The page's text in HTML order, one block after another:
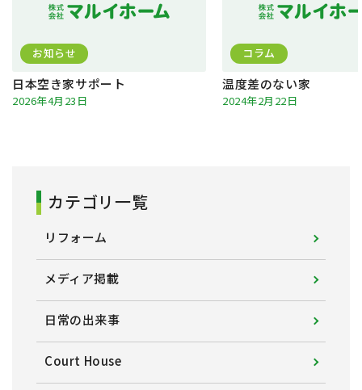
日本空き家サポート
お知らせ
2026年4月23日
温度差のない家
コラム
2024年2月22日
カテゴリ一覧
リフォーム
メディア掲載
日常の出来事
Court House